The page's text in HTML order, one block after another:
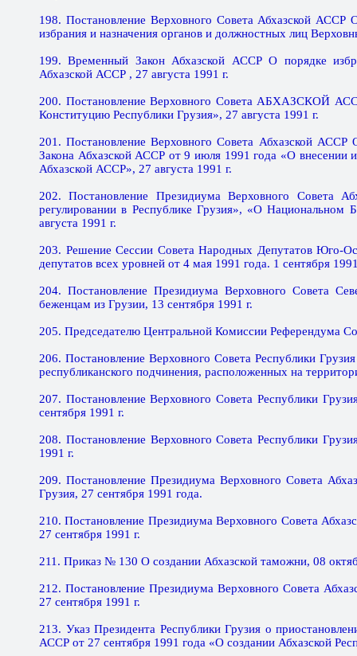
198. Постановление Верховного Совета Абхазской
избрания и назначения органов и должностных лиц
199. Временный Закон Абхазской АССР О порядке
Абхазской АССР , 27 августа 1991 г.
200. Постановление Верховного Совета АБХАЗСКОЙ
Конституцию Республики Грузия», 27 августа 1991 г.
201. Постановление Верховного Совета Абхазской АССР
Закона Абхазской АССР от 9 июля 1991 года «О внесении
Абхазской АССР», 27 августа 1991 г.
202. Постановление Президиума Верховного Совета
регулировании в Республике Грузия», «О Национальном
августа 1991 г.
203. Решение Сессии Совета Народных Депутатов Юго-
депутатов всех уровней от 4 мая 1991 года. 1 сентября
204. Постановление Президиума Верховного Совета
беженцам из Грузии, 13 сентября 1991 г.
205. Председателю Центральной Комиссии Референдума
206. Постановление Верховного Совета Республики
республиканского подчинения, расположенных на
207. Постановление Верховного Совета Республики
сентября 1991 г.
208. Постановление Верховного Совета Республики
1991 г.
209. Постановление Президиума Верховного Совета
Грузия, 27 сентября 1991 года.
210. Постановление Президиума Верховного Совета
27 сентября 1991 г.
211. Приказ № 130 О создании Абхазской таможни, 08
212. Постановление Президиума Верховного Совета
27 сентября 1991 г.
213. Указ Президента Республики Грузия о
АССР от 27 сентября 1991 года «О создании Абхазской